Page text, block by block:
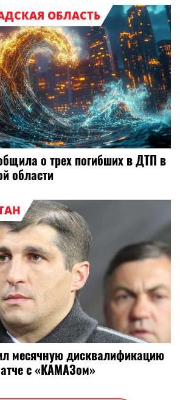
ОБЛАСТЬ
о трех погибших в ДТП в
области
месячную дисквалификацию
с «КАМАЗом»